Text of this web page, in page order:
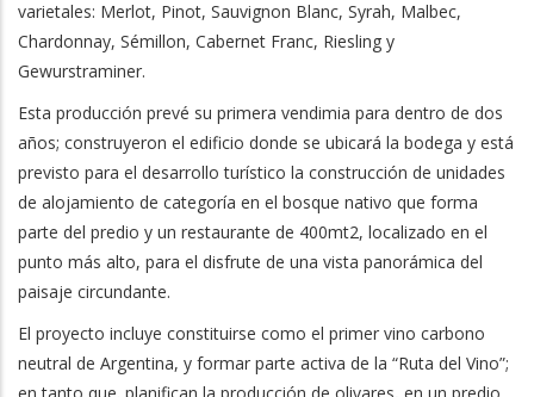
varietales: Merlot, Pinot, Sauvignon Blanc, Syrah, Malbec,
Chardonnay, Sémillon, Cabernet Franc, Riesling y
Gewurstraminer.
Esta producción prevé su primera vendimia para dentro de dos
años; construyeron el edificio donde se ubicará la bodega y está
previsto para el desarrollo turístico la construcción de unidades
de alojamiento de categoría en el bosque nativo que forma
parte del predio y un restaurante de 400mt2, localizado en el
punto más alto, para el disfrute de una vista panorámica del
paisaje circundante.
El proyecto incluye constituirse como el primer vino carbono
neutral de Argentina, y formar parte activa de la “Ruta del Vino”;